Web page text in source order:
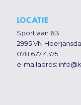
LOCATIE
Sportlaan 6B
2995 VN
078 677 4375
e-mailadres: